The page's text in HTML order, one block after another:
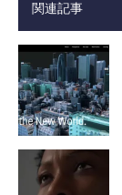
関連記事